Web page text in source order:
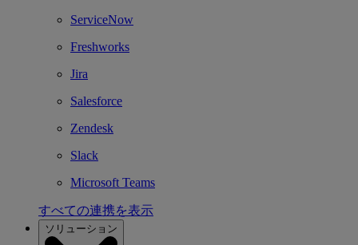
ServiceNow
Freshworks
Jira
Salesforce
Zendesk
Slack
Microsoft Teams
すべての連携を表示
ソリューション